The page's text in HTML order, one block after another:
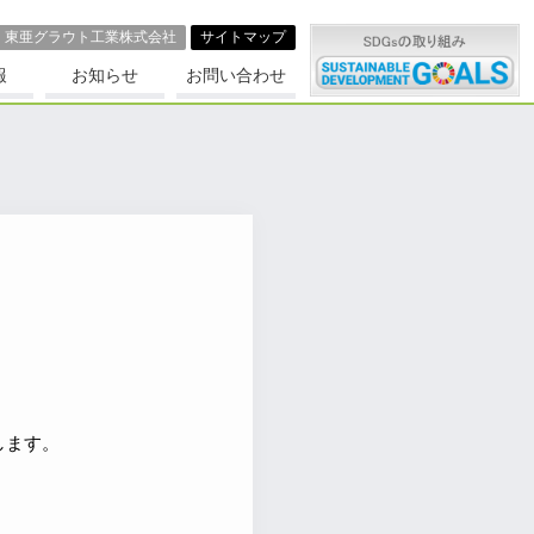
東亜グラウト⼯業株式会社 サイトマップ
お知らせ お問い合わせ
す。